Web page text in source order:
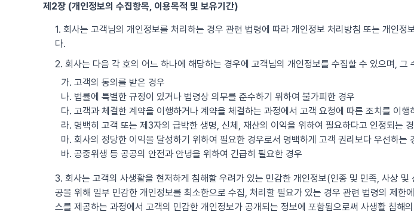
제2장 (개인정보의 수집항목, 이용목적 및 보유기간)
1. 회사는 고객님의 개인정보를 처리하는 경우 관련 법령에 따라 개인정보 처리방침 또는 개인
다.
2. 회사는 다음 각 호의 어느 하나에 해당하는 경우에 고객님의 개인정보를 수집할 수 있으며, 그
가. 고객의 동의를 받은 경우
나. 법률에 특별한 규정이 있거나 법령상 의무를 준수하기 위하여 불가피한 경우
다. 고객과 체결한 계약을 이행하거나 계약을 체결하는 과정에서 고객 요청에 따른 조치를 이행
라. 명백히 고객 또는 제3자의 급박한 생명, 신체, 재산의 이익을 위하여 필요하다고 인정되는
마. 회사의 정당한 이익을 달성하기 위하여 필요한 경우로서 명백하게 고객 권리보다 우선하는
바. 공중위생 등 공공의 안전과 안녕을 위하여 긴급히 필요한 경우
3. 회사는 고객의 사생활을 현저하게 침해할 우려가 있는 민감한 개인정보(인종 및 민족, 사상
공을 위해 일부 민감한 개인정보를 최소한으로 수집, 처리할 필요가 있는 경우 관련 법령의 제
스를 제공하는 과정에서 고객의 민감한 개인정보가 공개되는 정보에 포함됨으로써 사생활 침해